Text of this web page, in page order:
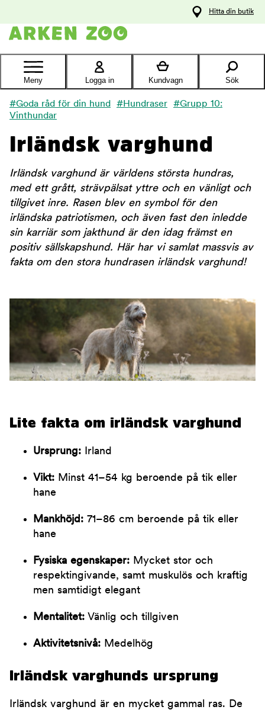
Kontakta
Hitta din butik
Meny Logga in Kundvagn Sök
#Goda råd för din hund #Hundraser
#Grupp 10:
Vinthundar
Irländsk varghund
Irländsk varghund är världens största hundras,
med ett grått, strävpälsat yttre och en vänligt och
tillgivet inre. Rasen blev en symbol för den
irländska patriotismen, och även fast den inledde
sin karriär som jakthund är den idag främst en
positiv sällskapshund. Här har vi samlat massvis av
fakta om den stora hundrasen irländsk varghund!
Lite fakta om irländsk varghund
Ursprung: Irland
Vikt: Minst 41–54 kg beroende på tik eller
hane
Mankhöjd: 71–86 cm beroende på tik eller
hane
Fysiska egenskaper: Mycket stor och
respektingivande, samt muskulös och kraftig
men samtidigt elegant
Mentalitet: Vänlig och tillgiven
Aktivitetsnivå: Medelhög
Irländsk varghunds ursprung
Irländsk varghund är en mycket gammal ras. De